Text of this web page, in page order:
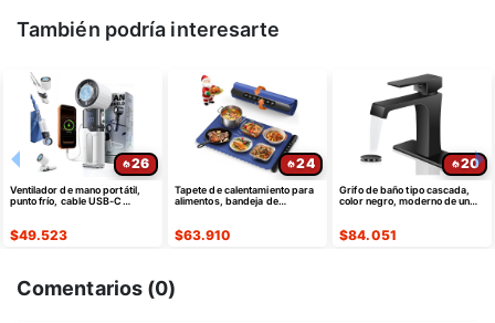
También podría interesarte
26
Ventilador de mano portátil,
punto frío, cable USB-C
$49.523
24
Tapete de calentamiento para
alimentos, bandeja de
$63.910
20
Grifo de baño tipo cascada,
color negro, moderno de un
$84.051
Comentarios (0)